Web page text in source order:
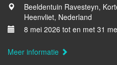
Beeldentuin Ravesteyn,
Heenvliet, Nederland
8 mei 2026 tot en met 31
Meer informatie